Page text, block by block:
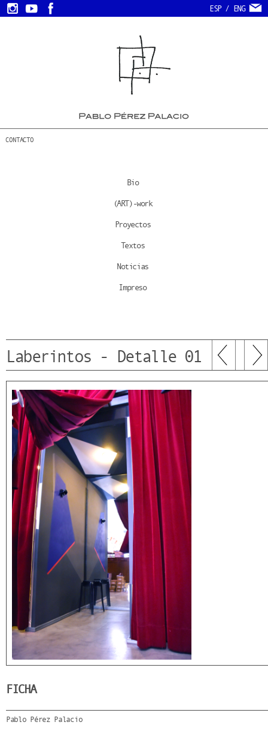
ESP/ ENG
CONTACTO
Bio
(ART)-work
Proyectos
Textos
Noticias
Impreso
Laberintos - Detalle 01
FICHA
Pablo Pérez Palacio